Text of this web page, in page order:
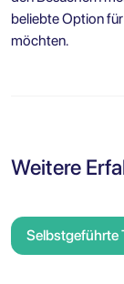
beliebte Option
möchten.
Weitere
Selbstgeführte